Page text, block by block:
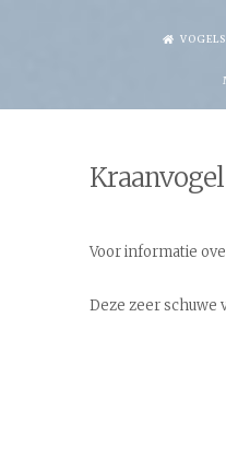
Kraanvogel
Voor informatie
Deze zeer schuwe